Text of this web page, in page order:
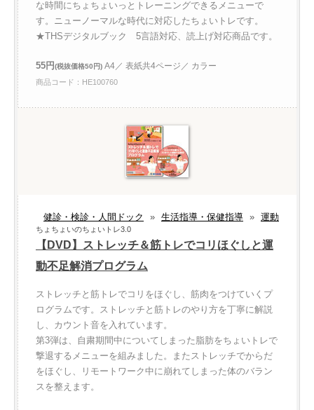
な時間にちょちょいっとトレーニングできるメニューで
す。ニューノーマルな時代に対応したちょいトレです。
★THSデジタルブック 5言語対応、読上げ対応商品です。
55円(税抜価格50円) A4／ 表紙共4ページ／ カラー
商品コード：HE100760
健診・検診・人間ドック » 生活指導・保健指導 » 運動
ちょちょいのちょいトレ3.0
【DVD】ストレッチ＆筋トレでコリほぐしと運
動不足解消プログラム
ストレッチと筋トレでコリをほぐし、筋肉をつけていくプ
ログラムです。ストレッチと筋トレのやり方を丁寧に解説
し、カウント音を入れています。
第3弾は、自粛期間中についてしまった脂肪をちょいトレで
撃退するメニューを組みました。またストレッチでからだ
をほぐし、リモートワーク中に崩れてしまった体のバラン
スを整えます。